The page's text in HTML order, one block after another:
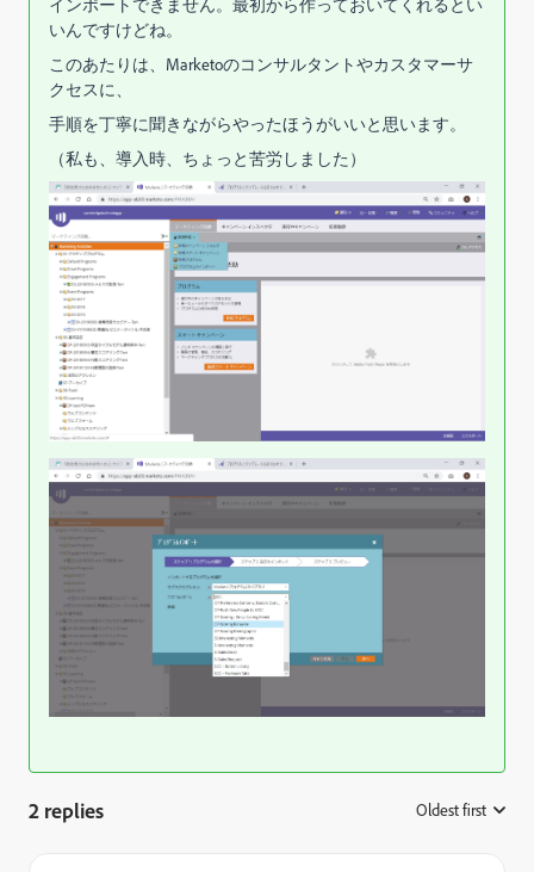
インポートできません。最初から作っておいてくれるとい
いんですけどね。
このあたりは、Marketoのコンサルタントやカスタマーサ
クセスに、
手順を丁寧に聞きながらやったほうがいいと思います。
（私も、導入時、ちょっと苦労しました）
2 replies Oldest first